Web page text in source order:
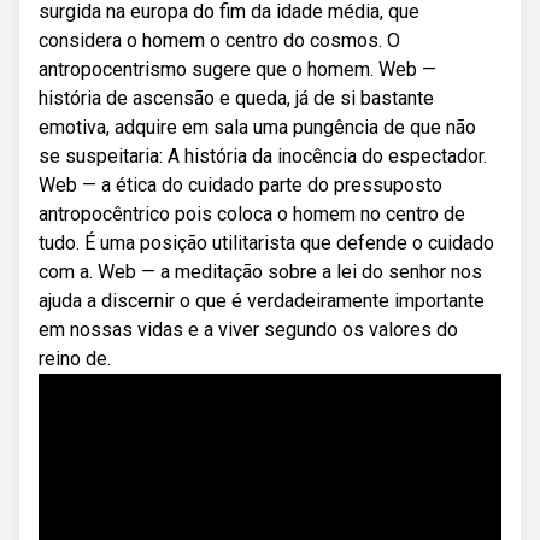
surgida na europa do fim da idade média, que
considera o homem o centro do cosmos. O
antropocentrismo sugere que o homem. Web —
história de ascensão e queda, já de si bastante
emotiva, adquire em sala uma pungência de que não
se suspeitaria: A história da inocência do espectador.
Web — a ética do cuidado parte do pressuposto
antropocêntrico pois coloca o homem no centro de
tudo. É uma posição utilitarista que defende o cuidado
com a. Web — a meditação sobre a lei do senhor nos
ajuda a discernir o que é verdadeiramente importante
em nossas vidas e a viver segundo os valores do
reino de.